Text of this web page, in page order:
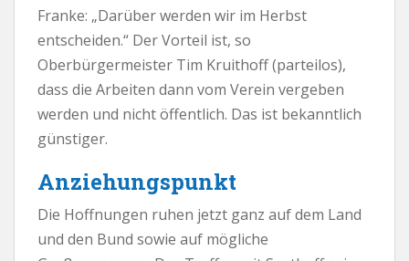
Franke: „Darüber werden wir im Herbst
entscheiden.“ Der Vorteil ist, so
Oberbürgermeister Tim Kruithoff (parteilos),
dass die Arbeiten dann vom Verein vergeben
werden und nicht öffentlich. Das ist bekanntlich
günstiger.
Anziehungspunkt
Die Hoffnungen ruhen jetzt ganz auf dem Land
und den Bund sowie auf mögliche